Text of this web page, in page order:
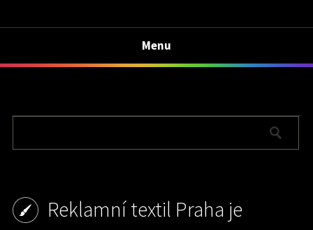
Menu
Reklamní textil Praha je